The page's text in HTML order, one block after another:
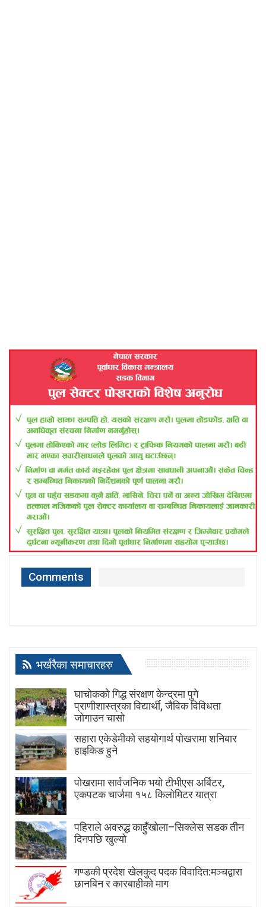
Comments
भर्खरैका समाचारहरु
घाचोकको गिद्ध संरक्षण केन्द्रमा पुगे
प्राणीशास्त्रका विद्यार्थी, जैविक विविधता
जोगाउन चासो
सहारा एकेडेमीको सहयोगार्थ पोखरामा शनिबार
हाइकिङ हुने
पोखरामा सार्वजनिक भयो टीभीएस अर्बिटर,
एकपटक चार्जमा १५८ किलोमिटर यात्रा
पहिराले अवरुद्ध काहुँखोला–सिक्लेस सडक तीन
दिनपछि खुल्यो
गण्डकी प्रदेश खेलकुद पदक विवादित:मञ्चद्वारा
छानबिन र कारबाहीको माग